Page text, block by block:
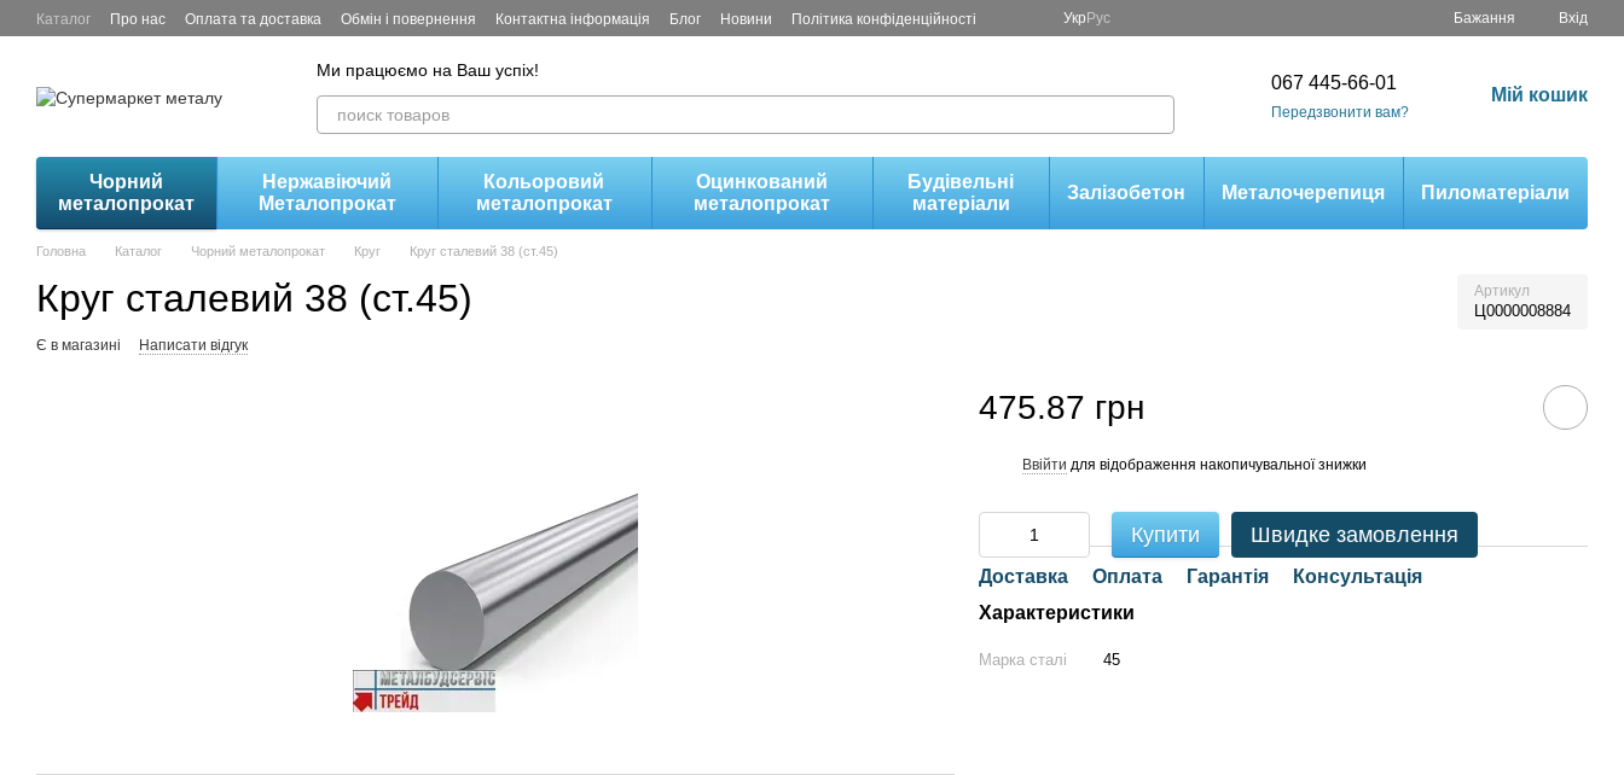
Перейти до основного контенту
Каталог Про нас Оплата та доставка Обмін і повернення Контактна інформація Блог Новини Політика конфіденційності Укр Рус Бажання Вхід
Ми працюємо на Ваш успіх!
067 445-66-01
Передзвонити вам?
Мій кошик
Чорний
металопрокат
Нержавіючий
Металопрокат
Кольоровий
металопрокат
Оцинкований
металопрокат
Будівельні
матеріали
Залізобетон Металочерепиця Пиломатеріали
Головна Каталог Чорний металопрокат Круг Круг сталевий 38 (ст.45)
Круг сталевий 38 (ст.45) Артикул
Ц0000008884
Є в магазині Написати відгук
475.87 грн
Ввійти для відображення накопичувальної знижки
Купити Швидке замовлення
Доставка Оплата Гарантія
Консультація
Характеристики
Марка сталі 45